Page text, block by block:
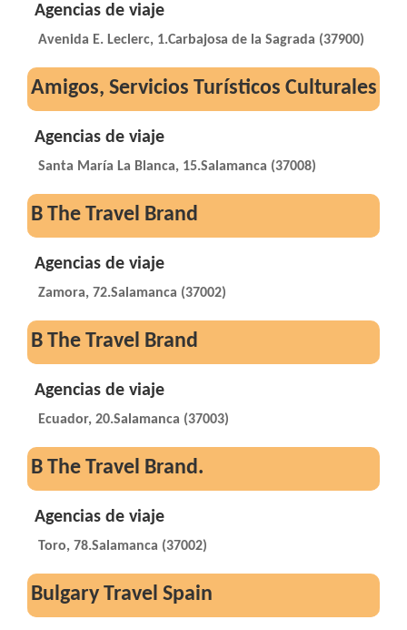
Agencias de viaje
Avenida E. Leclerc, 1.Carbajosa de la Sagrada (37900)
Amigos, Servicios Turísticos Culturales
Agencias de viaje
Santa María La Blanca, 15.Salamanca (37008)
B The Travel Brand
Agencias de viaje
Zamora, 72.Salamanca (37002)
B The Travel Brand
Agencias de viaje
Ecuador, 20.Salamanca (37003)
B The Travel Brand.
Agencias de viaje
Toro, 78.Salamanca (37002)
Bulgary Travel Spain